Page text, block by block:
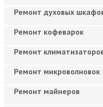
Ремонт духовых
Ремонт кофеварок
Ремонт
Ремонт микроволновок
Ремонт майнеров